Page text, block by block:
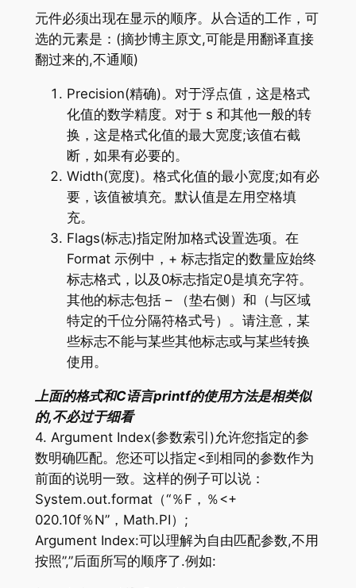
元件必须出现在显示的顺序。从合适的工作，可
选的元素是：(摘抄博主原文,可能是用翻译直接
翻过来的,不通顺)
Precision(精确)。对于浮点值，这是格式
化值的数学精度。对于 s 和其他一般的转
换，这是格式化值的最大宽度;该值右截
断，如果有必要的。
Width(宽度)。格式化值的最小宽度;如有必
要，该值被填充。默认值是左用空格填
充。
Flags(标志)指定附加格式设置选项。在
Format 示例中，+ 标志指定的数量应始终
标志格式，以及0标志指定0是填充字符。
其他的标志包括 – （垫右侧）和（与区域
特定的千位分隔符格式号）。请注意，某
些标志不能与某些其他标志或与某些转换
使用。
上面的格式和C语言printf的使用方法是相类似
的,不必过于细看
4. Argument Index(参数索引)允许您指定的参
数明确匹配。您还可以指定<到相同的参数作为
前面的说明一致。这样的例子可以说：
System.out.format（“％F，％<+
020.10f％N”，Math.PI）;
Argument Index:可以理解为自由匹配参数,不用
按照”,”后面所写的顺序了.例如: